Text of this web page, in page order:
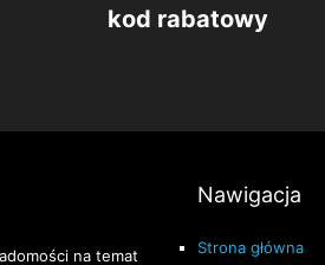
kod rabatowy
na temat
Nawigacja
Strona główna